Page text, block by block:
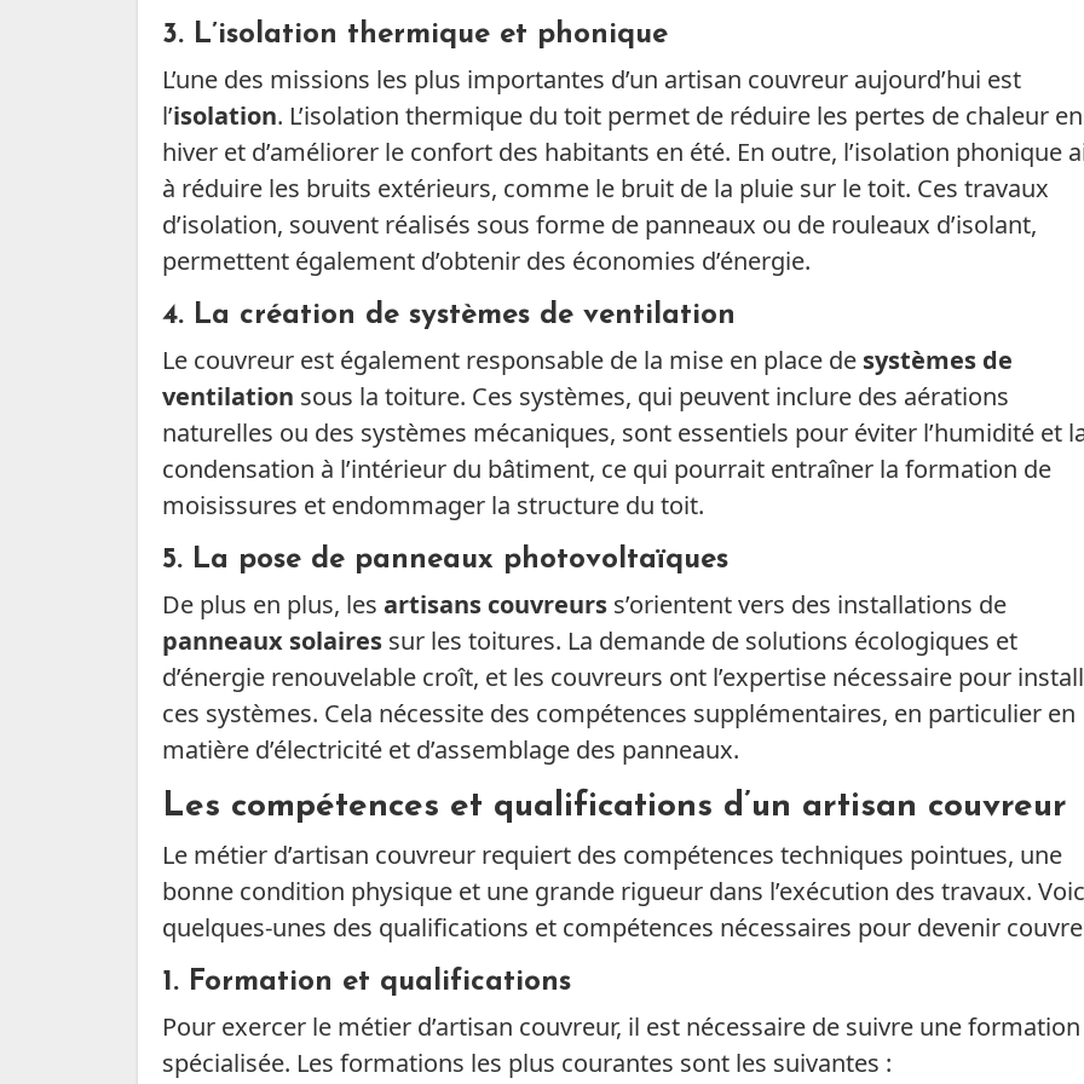
3. L’isolation thermique et phonique
L’une des missions les plus importantes d’un artisan couvreur aujourd’hui est
l’isolation. L’isolation thermique du toit permet de réduire les pertes de chaleur en
hiver et d’améliorer le confort des habitants en été. En outre, l’isolation phonique
à réduire les bruits extérieurs, comme le bruit de la pluie sur le toit. Ces travaux
d’isolation, souvent réalisés sous forme de panneaux ou de rouleaux d’isolant,
permettent également d’obtenir des économies d’énergie.
4. La création de systèmes de ventilation
Le couvreur est également responsable de la mise en place de systèmes de
ventilation sous la toiture. Ces systèmes, qui peuvent inclure des aérations
naturelles ou des systèmes mécaniques, sont essentiels pour éviter l’humidité et
condensation à l’intérieur du bâtiment, ce qui pourrait entraîner la formation de
moisissures et endommager la structure du toit.
5. La pose de panneaux photovoltaïques
De plus en plus, les artisans couvreurs s’orientent vers des installations de
panneaux solaires sur les toitures. La demande de solutions écologiques et
d’énergie renouvelable croît, et les couvreurs ont l’expertise nécessaire pour
ces systèmes. Cela nécessite des compétences supplémentaires, en particulier en
matière d’électricité et d’assemblage des panneaux.
Les compétences et qualifications d’un artisan couvreur
Le métier d’artisan couvreur requiert des compétences techniques pointues, une
bonne condition physique et une grande rigueur dans l’exécution des travaux.
quelques-unes des qualifications et compétences nécessaires pour devenir
1. Formation et qualifications
Pour exercer le métier d’artisan couvreur, il est nécessaire de suivre une formation
spécialisée. Les formations les plus courantes sont les suivantes :